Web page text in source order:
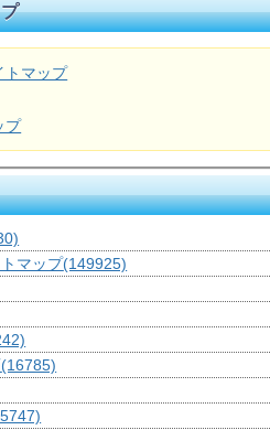
トマップ
プ
マップ(149925)
(16785)